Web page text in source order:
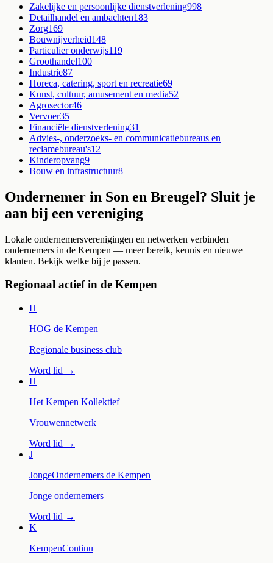
Zakelijke en persoonlijke dienstverlening998
Detailhandel en ambachten183
Zorg169
Bouwnijverheid148
Particulier onderwijs119
Groothandel100
Industrie87
Horeca, catering, sport en recreatie69
Kunst, cultuur, amusement en media52
Agrosector46
Vervoer35
Financiële dienstverlening31
Advies-, onderzoeks- en communicatiebureaus en
reclamebureau's12
Kinderopvang9
Bouw en infrastructuur8
Ondernemer in Son en Breugel? Sluit je
aan bij een vereniging
Lokale ondernemersverenigingen en netwerken verbinden
ondernemers in de Kempen — meer bereik, kennis en nieuwe
klanten. Bekijk welke bij je passen.
Regionaal actief in de Kempen
H
HOG de Kempen
Regionale business club
Word lid →
H
Het Kempen Kollektief
Vrouwennetwerk
Word lid →
J
JongeOndernemers de Kempen
Jonge ondernemers
Word lid →
K
KempenContinu